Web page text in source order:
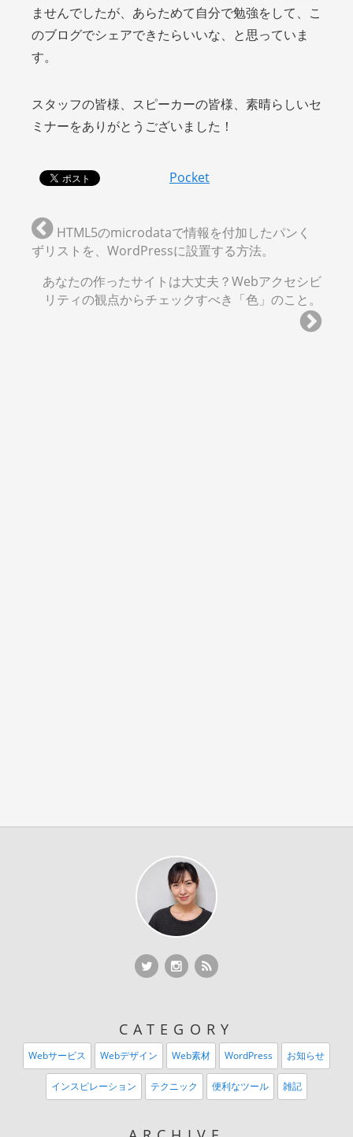
ませんでしたが、あらためて自分で勉強をして、こ
のブログでシェアできたらいいな、と思っていま
す。
スタッフの皆様、スピーカーの皆様、素晴らしいセ
ミナーをありがとうございました！
Pocket
HTML5のmicrodataで情報を付加したパンく
ずリストを、WordPressに設置する方法。
あなたの作ったサイトは大丈夫？Webアクセシビ
リティの観点からチェックすべき「色」のこと。
CATEGORY
Webサービス Webデザイン Web素材 WordPress お知らせ
インスピレーション テクニック 便利なツール 雑記